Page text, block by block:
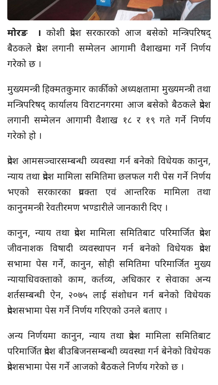
मोरङ ।कोशी प्रदेश सरकारको आज बसेको मन्त्रिपरिषद्
बैठकले प्रदेश लगानी सम्मेलन आगामी वैशाखमा गर्ने निर्णय
गरेको छ ।
मुख्यमन्त्री हिक्मतकुमार कार्कीको अध्यक्षतामा मुख्यमन्त्री तथा
मन्त्रिपरिषद् कार्यालय विराटनगरमा आज बसेको बैठकले प्रदेश
लगानी सम्मेलन आगामी वैशाख १८ र १९ गते गर्ने निर्णय
गरेको हो ।
प्रदेश आमसञ्चारसम्बन्धी व्यवस्था गर्न बनेको विधेयक कानुन,
न्याय तथा प्रदेश मामिला समितिमा छलफल गरी पेस गर्ने निर्णय
भएको सरकारका प्रवक्ता एवं आन्तरिक मामिला तथा
कानुनमन्त्री रेवतीरमण भण्डारीले जानकारी दिए ।
कानुन, न्याय तथा प्रदेश मामिला समितिबाट परिमार्जित प्रदेश
जीवनाशक विषादी व्यवस्थापन गर्न बनेको विधेयक प्रदेश
सभामा पेस गर्ने, कानुन, सोही समितिमा परिमार्जित मुख्य
न्यायाधिवक्ताको काम, कर्तव्य, अधिकार र सेवाका अन्य
शर्तसम्बन्धी ऐन, २०७५ लाई संशोधन गर्न बनेको विधेयक
प्रदेशसभामा पेस गर्ने निर्णय गरिएको उनले बताए ।
अन्य निर्णयमा कानुन, न्याय तथा प्रदेश मामिला समितिबाट
परिमार्जित प्रदेश बीउबिजनसम्बन्धी व्यवस्था गर्न बेनेकोविधेयक
प्रदेशसभामा पेस गर्ने आजको बैठकले निर्णय गरेको छ ।